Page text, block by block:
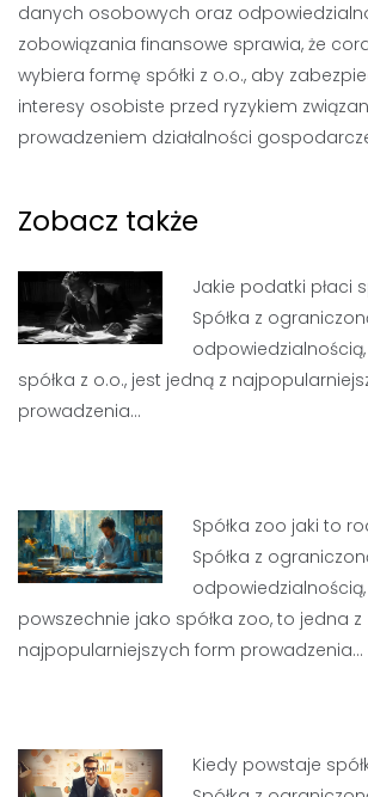
danych osobowych oraz
zobowiązania finansowe sprawia, że
wybiera formę spółki z o.o., aby
interesy osobiste przed ryzykiem
prowadzeniem działalności
Zobacz także
Jakie podatki płaci
Spółka z
spółka z o.o., jest jedną z
prowadzenia…
Spółka zoo jaki to
Spółka z
powszechnie jako spółka zoo, to jedna z
najpopularniejszych form prowadzenia…
Kiedy powstaje